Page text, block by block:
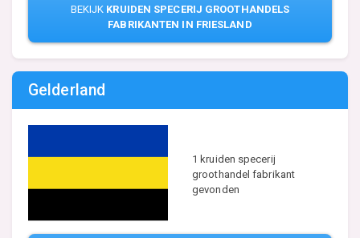
BEKIJK KRUIDEN SPECERIJ GROOTHANDELS
FABRIKANTEN IN FRIESLAND
Gelderland
1 kruiden specerij
groothandel fabrikant
gevonden